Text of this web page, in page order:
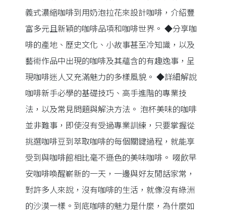
義式濃縮咖啡到用奶泡拉花來設計咖啡，介紹豐
富多元且新穎的咖啡品項和咖啡世界。 ◆分享咖
啡的產地、歷史文化、小故事甚至冷知識，以及
藝術作品中出現的咖啡及其蘊含的有趣逸事，呈
現咖啡迷人又充滿魅力的多樣風貌。 ◆詳細解說
咖啡新手必學的基礎技巧、高手進階的專業技
法，以及常見問題與解決方法。 泡杯美味的咖啡
並非難事，即使沒有受過專業訓練，只要掌握從
挑選咖啡豆到萃取咖啡的每個關鍵過程，就能享
受到與咖啡館相比毫不遜色的美味咖啡。 啜飲早
安咖啡喚醒嶄新的一天，一邊與好友閒話家常，
對許多人來說，沒有咖啡的生活，就像沒有綠洲
的沙漠一樣。到底咖啡的魅力是什麼，為什麼如